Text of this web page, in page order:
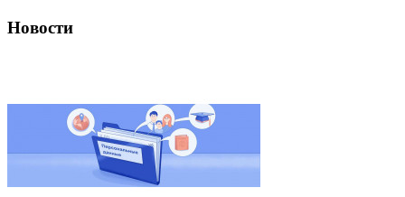
Новости